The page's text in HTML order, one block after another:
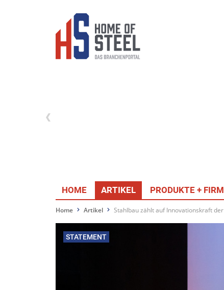
HOME ARTIKEL PRODUKTE +
Home Artikel Stahlbau zählt auf Innovationskraft
STATEMENT